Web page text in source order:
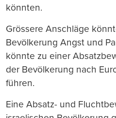
könnten.
Grössere Anschläge
Bevölkerung Angst und
könnte zu einer
der Bevölkerung nach
führen.
Eine Absatz- und